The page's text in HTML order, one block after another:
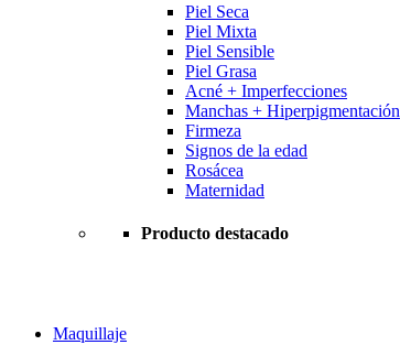
Piel Seca
Piel Mixta
Piel Sensible
Piel Grasa
Acné + Imperfecciones
Manchas + Hiperpigmentación
Firmeza
Signos de la edad
Rosácea
Maternidad
Producto destacado
Maquillaje